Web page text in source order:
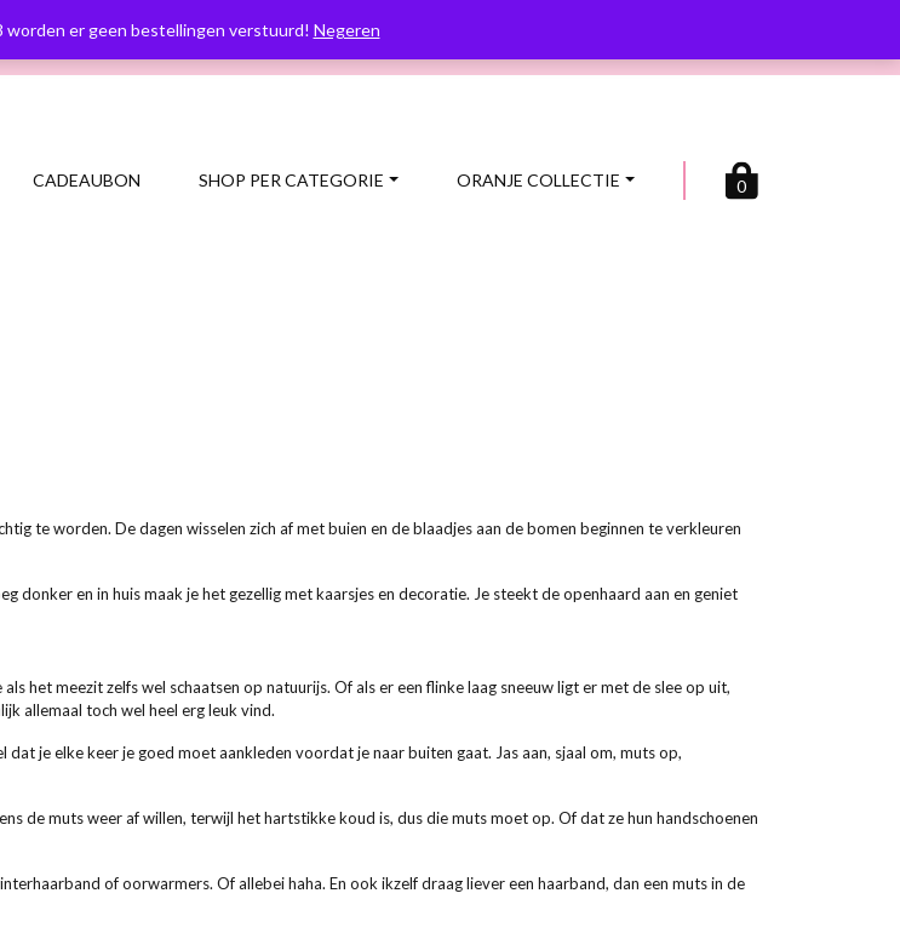
vanaf
Retourneren binnen 14 dagen na
0
CADEAUBON SHOP PER CATEGORIE ORANJE COLLECTIE
te worden. De dagen wisselen zich af met buien en de blaadjes aan de bomen beginnen te verkleuren
en in huis maak je het gezellig met kaarsjes en decoratie. Je steekt de openhaard aan en geniet
het meezit zelfs wel schaatsen op natuurijs. Of als er een flinke laag sneeuw ligt er met de slee op uit,
allemaal toch wel heel erg leuk vind.
je elke keer je goed moet aankleden voordat je naar buiten gaat. Jas aan, sjaal om, muts op,
de muts weer af willen, terwijl het hartstikke koud is, dus die muts moet op. Of dat ze hun handschoenen
of oorwarmers. Of allebei haha. En ook ikzelf draag liever een haarband, dan een muts in de
worden er geen bestellingen verstuurd! Negeren